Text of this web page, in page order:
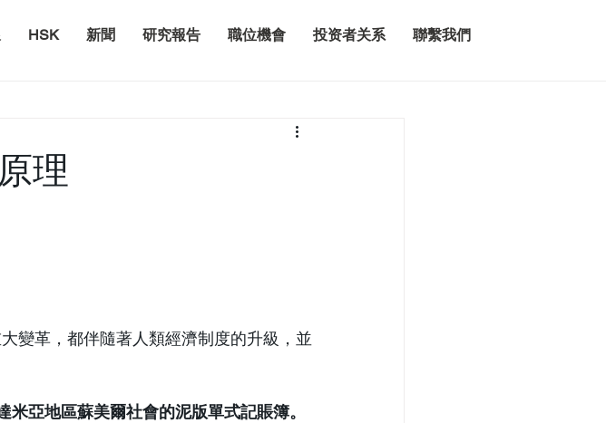
HSK 新聞 研究報告 職位機會 投资者关系 聯繫我們
理
變革，都伴隨著人類經濟制度的升級，並
亞地區蘇美爾社會的泥版單式記賬簿。